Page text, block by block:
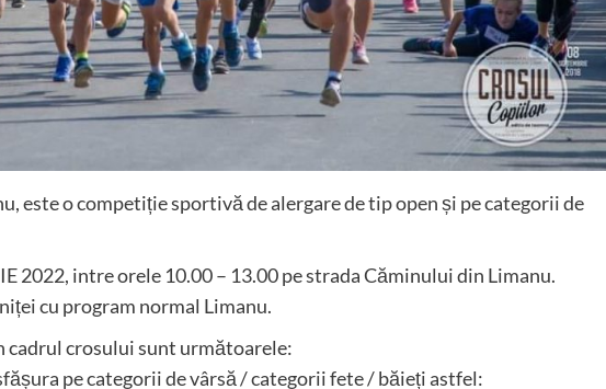
este o competiție sportivă de alergare de tip open și pe categorii de
2022, intre orele 10.00 – 13.00 pe strada Căminului din Limanu.
cu program normal Limanu.
cadrul crosului sunt următoarele:
pe categorii de vârsă / categorii fete / băieți astfel: